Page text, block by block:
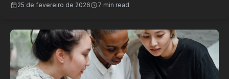
25 de fevereiro de 2026 7 min read